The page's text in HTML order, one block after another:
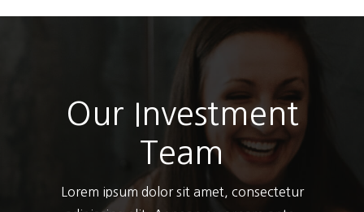
Our Investment
Team
Lorem ipsum dolor sit amet, consectetur